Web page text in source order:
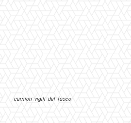
camion_vigili_del_fuoco